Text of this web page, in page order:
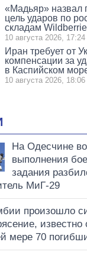
«Мадьяр» назвал
цель ударов по
складам
10 августа 2026, 17:24
Иран требует от
компенсации за
в Каспийском
10 августа 2026, 18:06
На Одесчине
выполнения
задания
МиГ-29
произошло
известно
мере 70